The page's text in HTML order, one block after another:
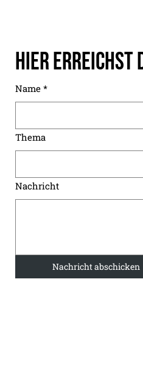
Hier erreichst
Name *
Thema
Nachricht
Nachricht abschicken